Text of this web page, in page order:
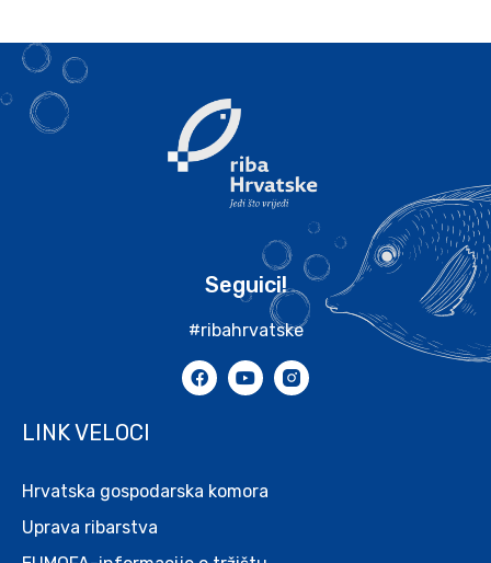
Seguici!
#ribahrvatske
LINK VELOCI
Hrvatska gospodarska komora
Uprava ribarstva